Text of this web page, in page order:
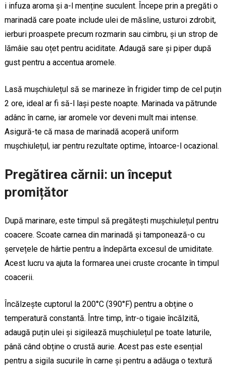
i infuza aroma și a-l menține suculent. Începe prin a pregăti o
marinadă care poate include ulei de măsline, usturoi zdrobit,
ierburi proaspete precum rozmarin sau cimbru, și un strop de
lămâie sau oțet pentru aciditate. Adaugă sare și piper după
gust pentru a accentua aromele.
Lasă mușchiulețul să se marineze în frigider timp de cel puțin
2 ore, ideal ar fi să-l lași peste noapte. Marinada va pătrunde
adânc în carne, iar aromele vor deveni mult mai intense.
Asigură-te că masa de marinadă acoperă uniform
mușchiulețul, iar pentru rezultate optime, întoarce-l ocazional.
Pregătirea cărnii: un început
promițător
După marinare, este timpul să pregătești mușchiulețul pentru
coacere. Scoate carnea din marinadă și tamponează-o cu
șervețele de hârtie pentru a îndepărta excesul de umiditate.
Acest lucru va ajuta la formarea unei cruste crocante în timpul
coacerii.
Încălzește cuptorul la 200°C (390°F) pentru a obține o
temperatură constantă. Între timp, într-o tigaie încălzită,
adaugă puțin ulei și sigilează mușchiulețul pe toate laturile,
până când obține o crustă aurie. Acest pas este esențial
pentru a sigila sucurile în carne și pentru a adăuga o textură